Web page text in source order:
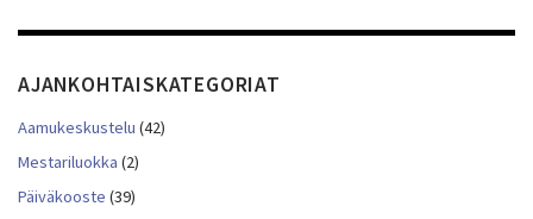
AJANKOHTAISKATEGORIAT
Aamukeskustelu (42)
Mestariluokka (2)
Päiväkooste (39)